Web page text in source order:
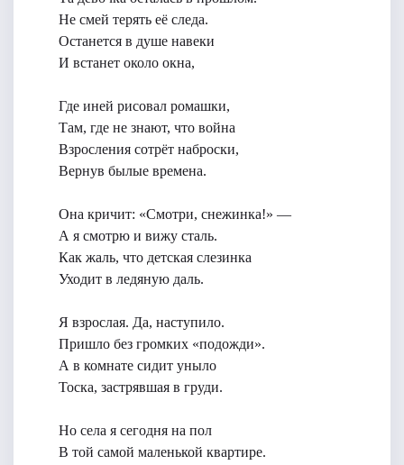
Не смей терять её следа.
Останется в душе навеки
И встанет около окна,
Где иней рисовал ромашки,
Там, где не знают, что война
Взросления сотрёт наброски,
Вернув былые времена.
Она кричит: «Смотри, снежинка!» —
А я смотрю и вижу сталь.
Как жаль, что детская слезинка
Уходит в ледяную даль.
Я взрослая. Да, наступило.
Пришло без громких «подожди».
А в комнате сидит уныло
Тоска, застрявшая в груди.
Но села я сегодня на пол
В той самой маленькой квартире.